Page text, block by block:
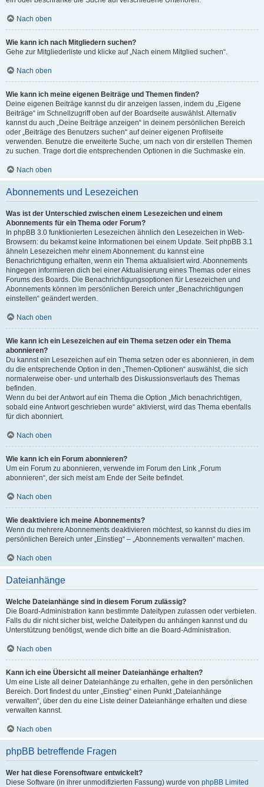
Nach oben
Wie kann ich nach Mitgliedern suchen?
Gehe zur Mitgliederliste und klicke auf „Nach einem Mitglied suchen“.
Nach oben
Wie kann ich meine eigenen Beiträge und Themen finden?
Deine eigenen Beiträge kannst du dir anzeigen lassen, indem du „Eigene
Beiträge“ im Schnellzugriff oben auf der Boardseite auswählst. Alternativ
kannst du auch „Deine Beiträge anzeigen“ in deinem persönlichen Bereich
oder „Beiträge des Benutzers suchen“ auf deiner eigenen Profilseite
verwenden. Benutze die erweiterte Suche, um nach von dir erstellen Themen
zu suchen. Trage dort die entsprechenden Optionen in die Suchmaske ein.
Nach oben
Abonnements und Lesezeichen
Was ist der Unterschied zwischen einem Lesezeichen und einem
Abonnements für ein Thema oder Forum?
In phpBB 3.0 funktionierten Lesezeichen ähnlich den Lesezeichen in Web-
Browsern: du bekamst keine Informationen bei einem Update. Seit phpBB 3.1
ähneln Lesezeichen mehr einem Abonnement: du kannst eine
Benachrichtigung erhalten, wenn ein Thema aktualisiert wird. Abonnements
hingegen informieren dich bei einer Aktualisierung eines Themas oder eines
Forums des Boards. Die Benachrichtigungsoptionen für Lesezeichen und
Abonnements können im persönlichen Bereich unter „Benachrichtigungen
einstellen“ geändert werden.
Nach oben
Wie kann ich ein Lesezeichen auf ein Thema setzen oder ein Thema
abonnieren?
Du kannst ein Lesezeichen auf ein Thema setzen oder es abonnieren, in dem
du die entsprechende Option in den „Themen-Optionen“ auswählst, die sich
normalerweise ober- und unterhalb des Diskussionsverlaufs des Themas
befinden.
Wenn du bei der Antwort auf ein Thema die Option „Mich benachrichtigen,
sobald eine Antwort geschrieben wurde“ aktivierst, wird das Thema ebenfalls
für dich abonniert.
Nach oben
Wie kann ich ein Forum abonnieren?
Um ein Forum zu abonnieren, verwende im Forum den Link „Forum
abonnieren“, der sich meist am Ende der Seite befindet.
Nach oben
Wie deaktiviere ich meine Abonnements?
Wenn du mehrere Abonnements deaktivieren möchtest, so kannst du dies im
persönlichen Bereich unter „Einstieg“ – „Abonnements verwalten“ machen.
Nach oben
Dateianhänge
Welche Dateianhänge sind in diesem Forum zulässig?
Die Board-Administration kann bestimmte Dateitypen zulassen oder verbieten.
Falls du dir nicht sicher bist, welche Dateitypen du anhängen kannst und du
Unterstützung benötigst, wende dich bitte an die Board-Administration.
Nach oben
Kann ich eine Übersicht all meiner Dateianhänge erhalten?
Um eine Liste all deiner Dateianhänge zu erhalten, gehe in den persönlichen
Bereich. Dort findest du unter „Einstieg“ einen Punkt „Dateianhänge
verwalten“, über den du eine Liste deiner Dateianhänge erhalten und diese
verwalten kannst.
Nach oben
phpBB betreffende Fragen
Wer hat diese Forensoftware entwickelt?
Diese Software (in ihrer unmodifizierten Fassung) wurde von phpBB Limited